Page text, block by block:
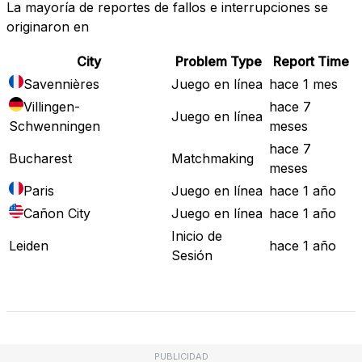
La mayoría de reportes de fallos e interrupciones se
originaron en
City Problem Type
Report Time
Savennières
Juego en línea hace 1 mes
Villingen-
Schwenningen
Juego en línea
hace 7
meses
Bucharest
Matchmaking
hace 7
meses
Paris
Juego en línea hace 1 año
Cañon City
Juego en línea hace 1 año
Leiden
Inicio de
Sesión
hace 1 año
PUBLICIDAD